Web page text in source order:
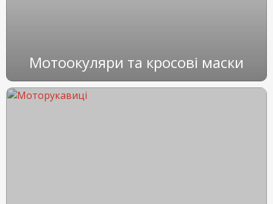
Мотоокуляри та кросові маски